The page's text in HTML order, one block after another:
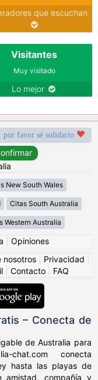
que escuchan
Visitantes
Muy visitado
Lo mejor
por favor sé solidario
New South Wales
Citas South Australia
Western Australia
Opiniones
nosotros Privacidad
Contacto FAQ
– Conecta de
de Australia para
chat.com conecta
hasta las playas de
amistad, compañía y